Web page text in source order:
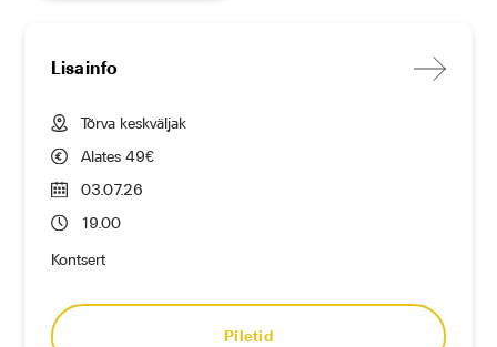
Lisainfo
Tõrva keskväljak
Alates 49€
03.07.26
19.00
Kontsert
Piletid